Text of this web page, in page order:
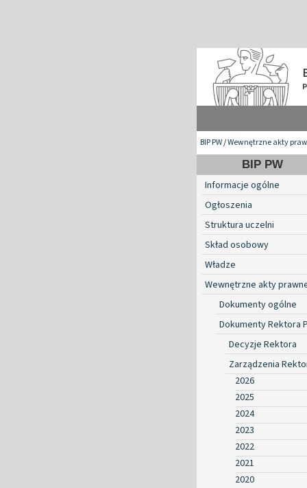
BIP PW/Wewnętrzne akty
BIP PW
Informacje ogólne
Ogłoszenia
Struktura uczelni
Skład osobowy
Władze
Wewnętrzne akty
Dokumenty ogólne
Dokumenty Rektora
Decyzje Rektora
Zarządzenia
2026
2025
2024
2023
2022
2021
2020